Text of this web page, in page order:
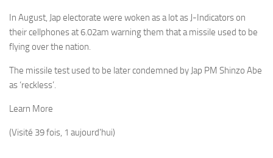
In August, Jap electorate were woken as a lot as J-Indicators on
their cellphones at 6.02am warning them that a missile used to be
flying over the nation.
The missile test used to be later condemned by Jap PM Shinzo Abe
as ‘reckless’.
Learn More
(Visité 39 fois, 1 aujourd'hui)